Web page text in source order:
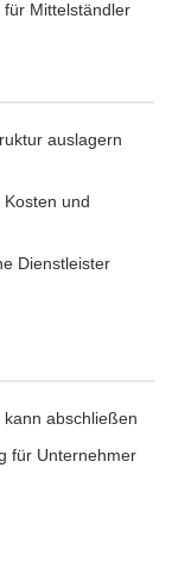
für Mittelständler
auslagern
und
Dienstleister
kann abschließen
für Unternehmer